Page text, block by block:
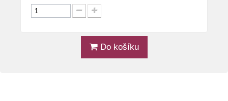
Do košíku